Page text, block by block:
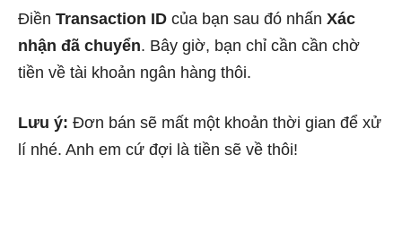
Điền Transaction ID của bạn sau đó nhấn Xác
nhận đã chuyển. Bây giờ, bạn chỉ cần cần chờ
tiền về tài khoản ngân hàng thôi.
Lưu ý: Đơn bán sẽ mất một khoản thời gian để xử
lí nhé. Anh em cứ đợi là tiền sẽ về thôi!